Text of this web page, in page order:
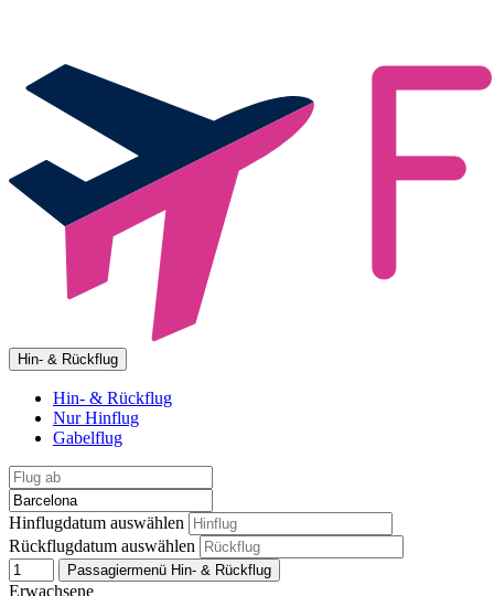
Hin- & Rückflug
Hin- & Rückflug
Nur Hinflug
Gabelflug
Hinflugdatum auswählen
Rückflugdatum auswählen
Passagiermenü Hin- & Rückflug
Erwachsene